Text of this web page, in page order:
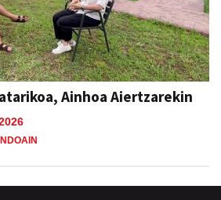
Ainhoa Aiertzarekin